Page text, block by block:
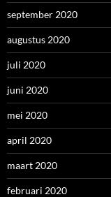
september 2020
augustus 2020
juli 2020
juni 2020
mei 2020
april 2020
maart 2020
februari 2020